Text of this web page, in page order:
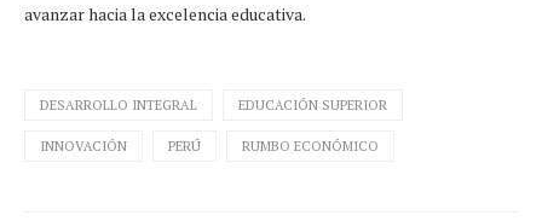
avanzar hacia la excelencia educativa.
DESARROLLO INTEGRAL EDUCACIÓN SUPERIOR
INNOVACIÓN PERÚ RUMBO ECONÓMICO